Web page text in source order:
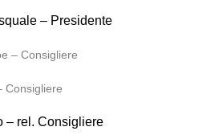
– Presidente
– Consigliere
Consigliere
– rel. Consigliere